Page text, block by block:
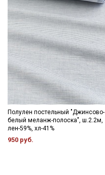
Полулен постельный "Джинсово-
белый меланж-полоска", ш.2.2м,
лен-59%, хл-41%
950 руб.